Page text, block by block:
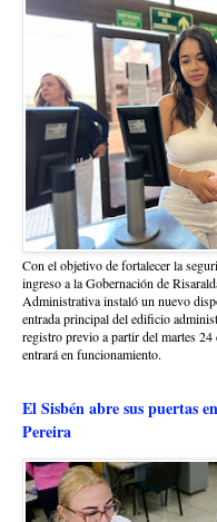
Con el objetivo de fortalecer la
ingreso a la Gobernación de
Administrativa instaló un nuevo
entrada principal del edificio
registro previo a partir del martes 24
entrará en funcionamiento.
El Sisbén abre sus puertas
Pereira